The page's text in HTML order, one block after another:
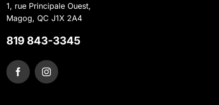
1, rue Principale Ouest,
Magog, QC J1X 2A4
819 843-3345